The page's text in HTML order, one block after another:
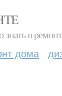
знать о
дома